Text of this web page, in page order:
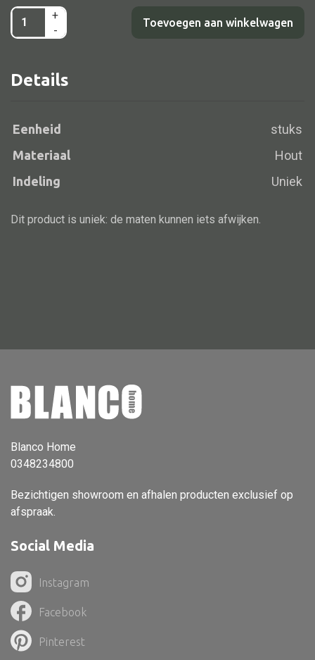
Alle banken
Bank hout
Bank IJzer
Chaise longues
Vloerlamp
Lampenkappen
Vaas
Object
Pilaar
Pot
Schaal
Dienblad
Salontafel
hout
137x81x55
+
-
Toevoegen aan winkelwagen
Details
Eenheid stuks
Materiaal Hout
Indeling Uniek
Dit product is uniek: de maten kunnen iets afwijken.
Blanco Home
0348234800
Bezichtigen showroom en afhalen producten exclusief op
afspraak.
Social Media
Instagram
Facebook
Pinterest